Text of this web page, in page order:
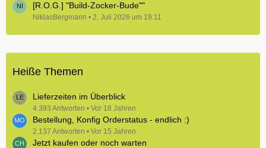
[R.O.G.] "Build-Zocker-Bude""
NiklasBergmann 2. Juli 2026 um 19:11
Heiße Themen
Lieferzeiten im Überblick
4.393 Antworten Vor 18 Jahren
Bestellung, Konfig Orderstatus - endlich :)
2.137 Antworten Vor 15 Jahren
Jetzt kaufen oder noch warten